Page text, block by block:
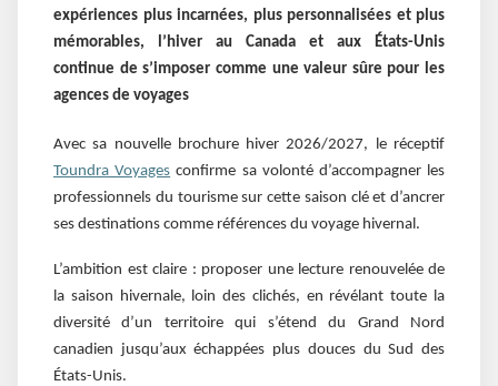
expériences plus incarnées, plus personnalisées et plus
mémorables, l’hiver au Canada et aux États-Unis
continue de s’imposer comme une valeur sûre pour les
agences de voyages
Avec sa nouvelle brochure hiver 2026/2027, le réceptif
Toundra Voyages confirme sa volonté d’accompagner les
professionnels du tourisme sur cette saison clé et d’ancrer
ses destinations comme références du voyage hivernal.
L’ambition est claire : proposer une lecture renouvelée de
la saison hivernale, loin des clichés, en révélant toute la
diversité d’un territoire qui s’étend du Grand Nord
canadien jusqu’aux échappées plus douces du Sud des
États-Unis.